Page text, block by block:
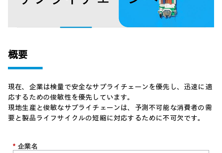
概要
現在、企業は検量で安全なサプライチェーンを優先し、迅速に適
応するための俊敏性を優先しています。
現地生産と俊敏なサプライチェーンは、予測不可能な消費者の需
要と製品ライフサイクルの短縮に対応するために不可欠です。
* 企業名